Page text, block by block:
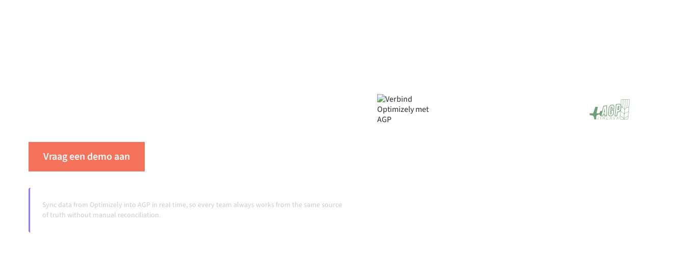
Vraag een demo aan
Sync data from Optimizely into AGP in real time, so every team always works from the same source
of truth without manual reconciliation.